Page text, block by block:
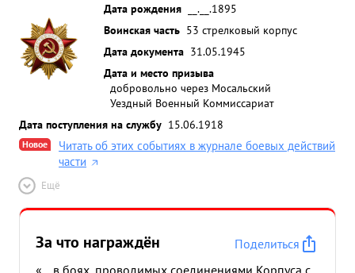
Дата рождения
__.__.1895
Воинская часть 53 стрелковый корпус
Дата документа 31.05.1945
Дата и место призыва
добровольно через Мосальский
Уездный Военный Коммиссариат
Дата поступления на службу 15.06.1918
Новое
Читать об этих событиях в журнале боевых действий
части
Ещё
За что награждён
Поделиться
«... в боях, проводимых соединениями Корпуса с